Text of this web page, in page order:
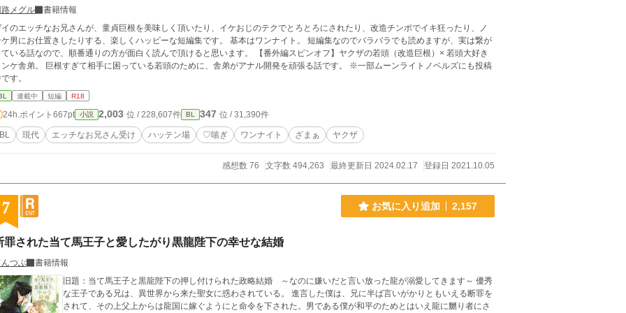
メグル
書籍情報
のエッチなお兄さんが、童貞巨根を美味しく頂いたり、イケおじのテクでとろとろにされたり、改造チンポでイキ狂ったり、ノ
男にお仕置きしたりする、楽しくハッピーな短編集です。 基本はワンナイト。 短編集なのでバラバラでも読めますが、実は繋が
いる話なので、順番通りの方が面白く読んで頂けると思います。 【番外編スピンオフ】ヤクザの若頭（改造巨根）× 若頭大好き
ケ舎弟。 巨根すぎて相手に困っている若頭のために、舎弟がアナル開発を頑張る話です。 ※一部ムーンライトノベルズにも投稿
す。
連載中 短編 R18
24h.ポイント 667pt 小説 2,003 位 / 228,607件 BL 347 位 / 31,390件
BL 現代 エッチなお兄さん受け ハッテン場 ♡喘ぎ ワンナイト ざまぁ ヤクザ
感想数 76 文字数 494,263 最終更新日 2024.02.17 登録日 2021.10.05
7 お気に入り追加 2,157
罪された当て馬王子と愛したがり黒龍陛下の幸せな結婚
つぶ
書籍情報
旧題：当て馬王子と黒龍陛下の押し付けられた政略結婚 ～なのに嫌いだと言い放った龍が溺愛してきます～ 優秀
な王子である兄は、異世界から来た聖女に惑わされている。 進言した僕は、兄に半ば言いがかりともいえる断罪を
されて、その上父上からは龍国に嫁ぐようにと命令を下された。男である僕が和平のためとはいえ龍に嬲り者にさ